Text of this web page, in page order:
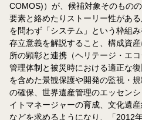
COMOS)）が、候補対象そのもの
要素と絡めたりストーリー性があ
を問わず「システム」という枠組
存立意義を解説すること、構成資
所の顕彰と連携（ヘリテージ・エ
管理体制と被災時における適正な
を含めた景観保護や開発の監視・
の確保、世界遺産管理のエッセン
イトマネージャーの育成、文化遺
などを求めるようになり、「2012